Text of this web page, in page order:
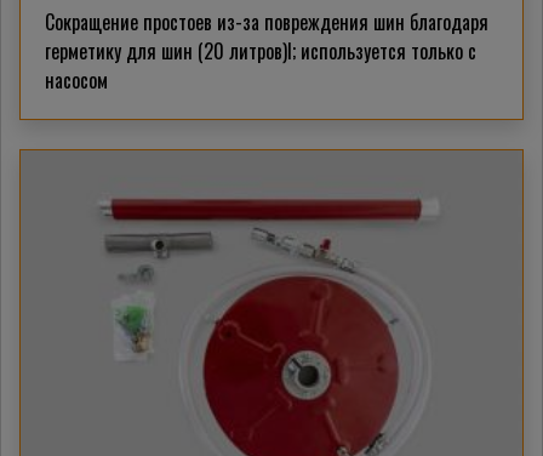
Сокращение простоев из-за повреждения шин благодаря
герметику для шин (20 литров)l; используется только с
насосом